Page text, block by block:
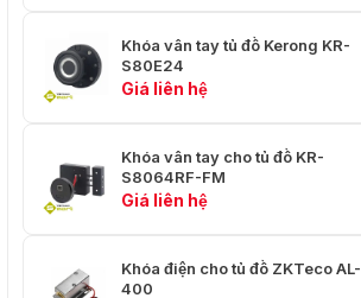
Khóa vân tay tủ đồ Kerong KR-
S80E24
Giá liên hệ
Khóa vân tay cho tủ đồ KR-
S8064RF-FM
Giá liên hệ
Khóa điện cho tủ đồ ZKTeco AL-
400